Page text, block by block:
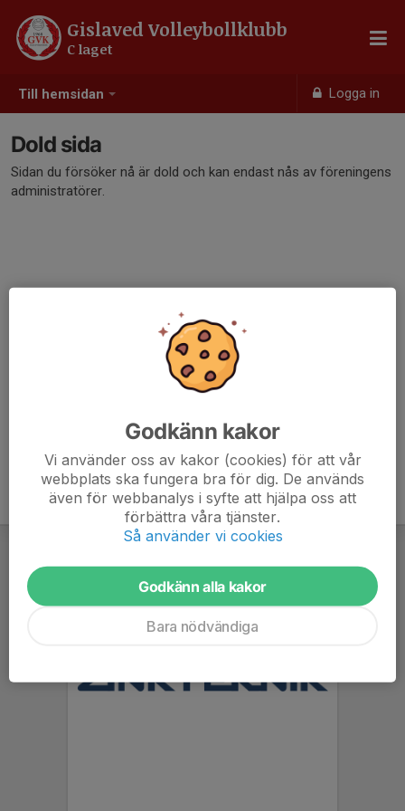
Till hemsidan Logga in
Gislaved Volleybollklubb
C laget
Dold sida
Sidan du försöker nå är dold och kan endast nås av föreningens
administratörer.
Godkänn kakor
Vi använder oss av kakor (cookies) för att vår
webbplats ska fungera bra för dig. De används
även för webbanalys i syfte att hjälpa oss att
förbättra våra tjänster.
Så använder vi cookies
Godkänn alla kakor
Bara nödvändiga